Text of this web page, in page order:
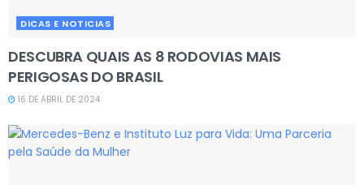
DICAS E NOTICIAS
DESCUBRA QUAIS AS 8 RODOVIAS MAIS
PERIGOSAS DO BRASIL
16 DE ABRIL DE 2024